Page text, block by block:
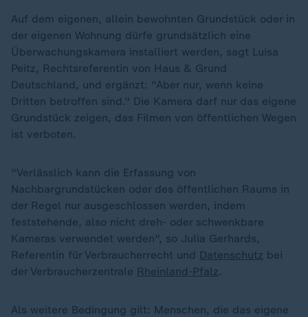
Auf dem eigenen, allein bewohnten Grundstück oder in
der eigenen Wohnung dürfe grundsätzlich eine
Überwachungskamera installiert werden, sagt Luisa
Peitz, Rechtsreferentin von Haus & Grund
Deutschland, und ergänzt: "Aber nur, wenn keine
Dritten betroffen sind." Die Kamera darf nur das eigene
Grundstück zeigen, das Filmen von öffentlichen Wegen
ist verboten.
"Verlässlich kann die Erfassung von
Nachbargrundstücken oder des öffentlichen Raums in
der Regel nur ausgeschlossen werden, indem
feststehende, also nicht dreh- oder schwenkbare
Kameras verwendet werden", so Julia Gerhards,
Referentin für Verbraucherrecht und Datenschutz bei
der Verbraucherzentrale Rheinland-Pfalz.
Als weitere Bedingung gilt: Menschen, die das eigene